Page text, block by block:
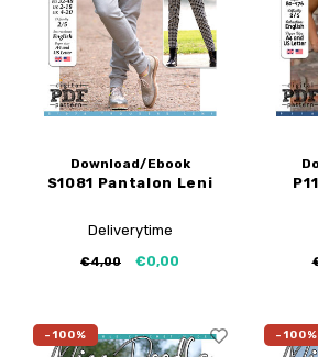
Download/Ebook
S1081 Pantalon Leni
Deliverytime
€4,00 €0,00
-100% -100%